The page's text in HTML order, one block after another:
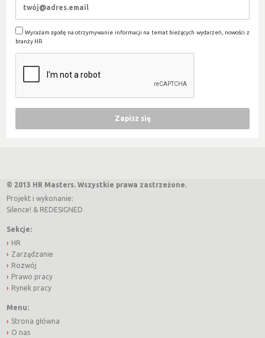
Wyrażam zgodę na otrzymywanie informacji na temat bieżących wydarzeń, nowości z
branży HR
© 2013 HR Masters. Wszystkie prawa zastrzeżone.
Projekt i wykonanie:
Silence! & REDESIGNED
Sekcje:
HR
Zarządzanie
Rozwój
Prawo pracy
Rynek pracy
Menu:
Strona główna
O nas